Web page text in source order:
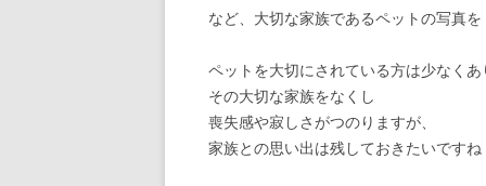
など、大切な家族であるペットの写真を
ペットを大切にされている方は少なくあ
その大切な家族をなくし
喪失感や寂しさがつのりますが、
家族との思い出は残しておきたいですね